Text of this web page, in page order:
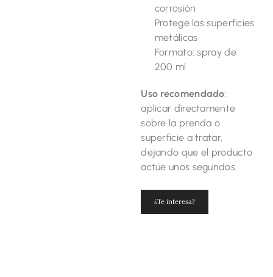
corrosión
Protege las superficies
metálicas
Formato: spray de
200 ml
Uso recomendado:
aplicar directamente
sobre la prenda o
superficie a tratar,
dejando que el producto
actúe unos segundos.
¿Te interesa?